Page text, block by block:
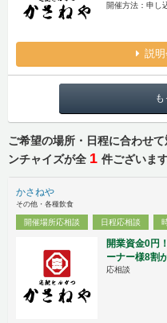
開催方法：申し
説
ご希望の場所・日程に合わせ
ンチャイズが全 1 件ございま
かさねや
その他・各種飲食
開催場所応相談 日程応相談
開業資金0円
ーナー様8割
応相談